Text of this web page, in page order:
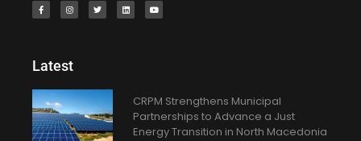
Latest
CRPM Strengthens Municipal
Partnerships to Advance a Just
Energy Transition in North Macedonia